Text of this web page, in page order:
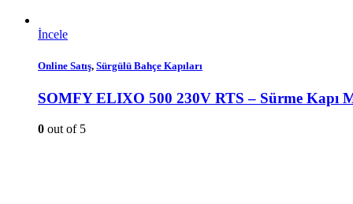
İncele
Online Satış, Sürgülü Bahçe Kapıları
SOMFY ELIXO 500 230V RTS – Sürme Kapı
0 out of 5